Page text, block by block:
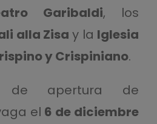
Garibaldi, los
alla Zisa y la Iglesia
y Crispiniano.
de apertura de
el 6 de diciembre